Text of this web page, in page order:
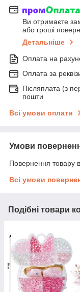
Ви отримаєте
або гроші
Детальніше
Оплата на
Оплата за
Післяплата (з
пошти
Всі умови оплати
Умови
Повернення товару
Всі умови
Подібні товари